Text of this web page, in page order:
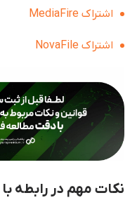
اشتراک MediaFire
اشتراک NovaFile
نکات مهم در رابطه با